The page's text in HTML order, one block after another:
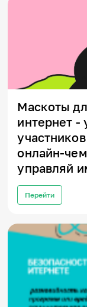
Маскоты
интернет -
онлайн-
управляй
Перейти